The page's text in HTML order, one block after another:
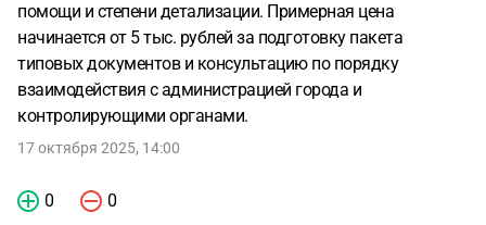
помощи и степени детализации. Примерная цена
начинается от 5 тыс. рублей за подготовку пакета
типовых документов и консультацию по порядку
взаимодействия с администрацией города и
контролирующими органами.
17 октября 2025, 14:00
0 0